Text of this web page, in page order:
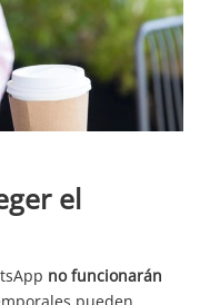
el
no funcionarán